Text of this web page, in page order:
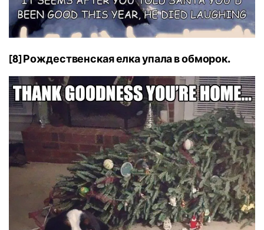
[8] Рождественская елка упала в обморок.